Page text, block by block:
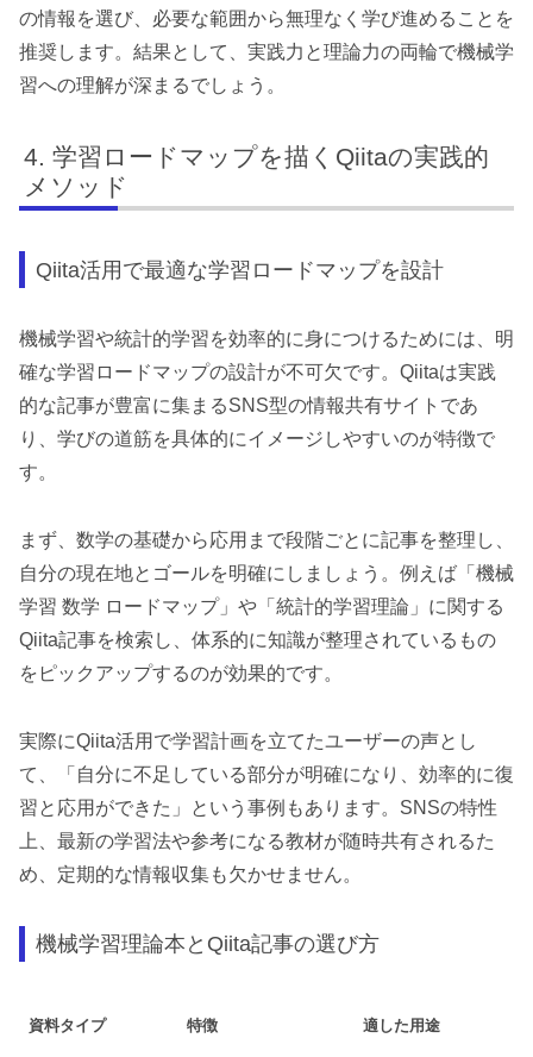
の情報を選び、必要な範囲から無理なく学び進めることを
推奨します。結果として、実践力と理論力の両輪で機械学
習への理解が深まるでしょう。
学習ロードマップを描くQiitaの実践的
メソッド
Qiita活用で最適な学習ロードマップを設計
機械学習や統計的学習を効率的に身につけるためには、明
確な学習ロードマップの設計が不可欠です。Qiitaは実践
的な記事が豊富に集まるSNS型の情報共有サイトであ
り、学びの道筋を具体的にイメージしやすいのが特徴で
す。
まず、数学の基礎から応用まで段階ごとに記事を整理し、
自分の現在地とゴールを明確にしましょう。例えば「機械
学習 数学 ロードマップ」や「統計的学習理論」に関する
Qiita記事を検索し、体系的に知識が整理されているもの
をピックアップするのが効果的です。
実際にQiita活用で学習計画を立てたユーザーの声とし
て、「自分に不足している部分が明確になり、効率的に復
習と応用ができた」という事例もあります。SNSの特性
上、最新の学習法や参考になる教材が随時共有されるた
め、定期的な情報収集も欠かせません。
機械学習理論本とQiita記事の選び方
資料タイプ 特徴 適した用途